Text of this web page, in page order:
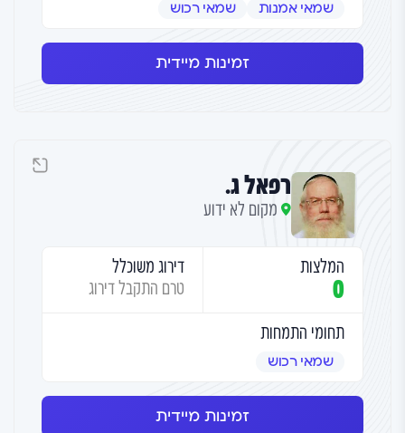
שמאי אמנות שמאי רכוש
זמינות מיידית
רפאל ג.
מקום לא ידוע
המלצות
0
דירוג משוכלל
טרם התקבל דירוג
תחומי התמחות
שמאי רכוש
זמינות מיידית